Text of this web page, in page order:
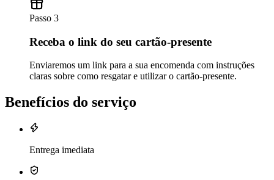
Passo 3
Receba o link do seu cartão-presente
Enviaremos um link para a sua encomenda com instruções
claras sobre como resgatar e utilizar o cartão-presente.
Benefícios do serviço
Entrega imediata